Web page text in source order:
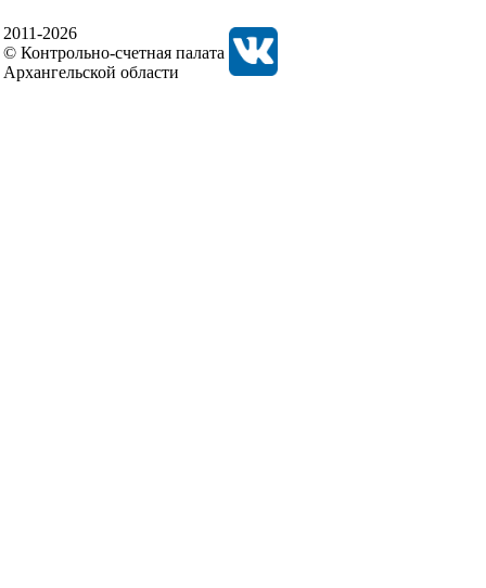
2011-2026
© Контрольно-счетная палата
Архангельской области